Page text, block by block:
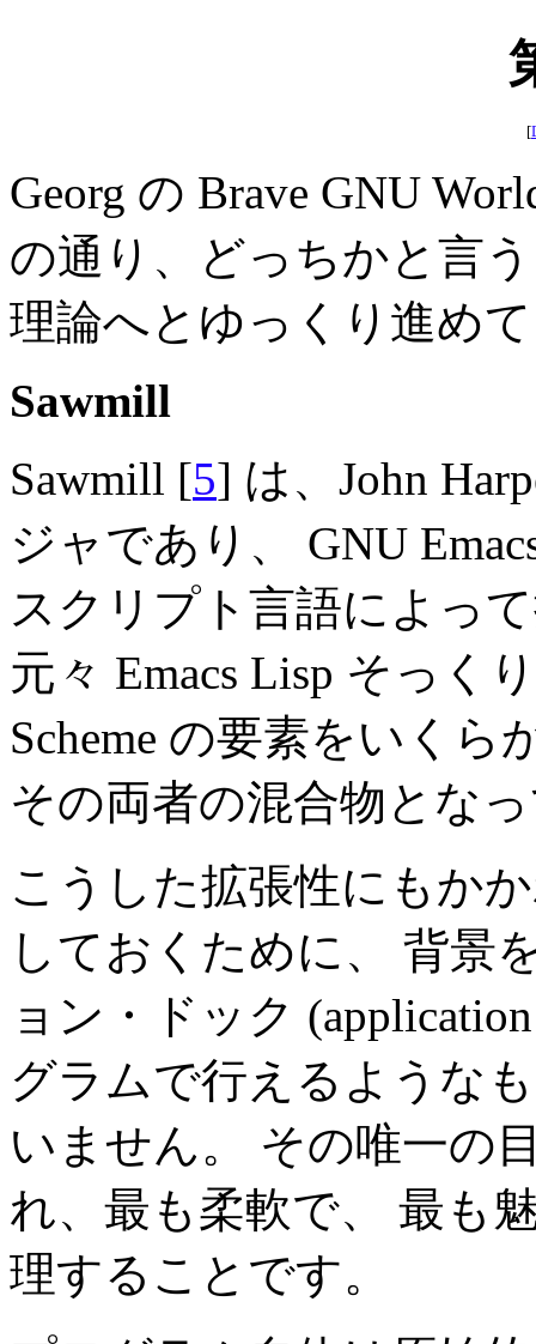
[
Georg の Brave GNU
の通り、どっちかと言
理論へとゆっくり進め
Sawmill
Sawmill [5] は、John
ジャであり、 GNU
スクリプト言語によっ
元々 Emacs Lisp そっく
Scheme の要素をいく
その両者の混合物とな
こうした拡張性にもか
しておくために、 背景
ョン・ドック
グラムで行えるような
いません。 その唯一の
れ、最も柔軟で、 最も
理することです。